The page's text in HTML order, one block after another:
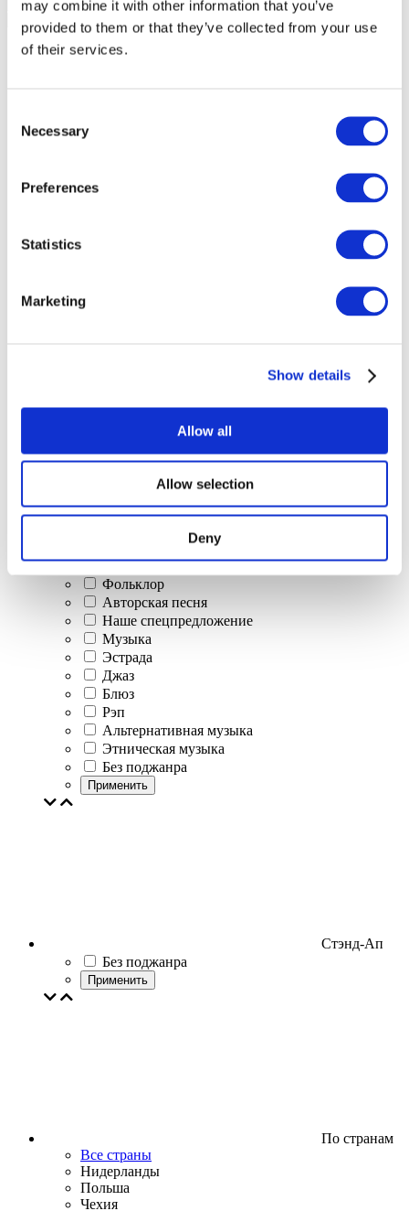
may combine it with other information that you’ve
provided to them or that they’ve collected from your use
of their services.
Selection
Necessary
Preferences
Statistics
Marketing
Show details
Allow all
Allow selection
Deny
Классическая музыка
Поп-музыка
Израильская музыка
Фольклор
Авторская песня
Наше спецпредложение
Музыка
Эстрада
Джаз
Блюз
Рэп
Альтернативная музыка
Этническая музыка
Без поджанра
Применить
Стэнд-Ап
Без поджанра
Применить
По странам
Все страны
Нидерланды
Польша
Чехия